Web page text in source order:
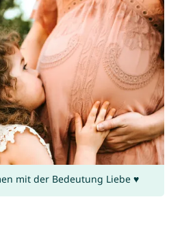
mit der Bedeutung Liebe ♥